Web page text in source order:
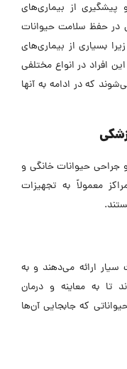
پیشگیری از بیماری‌های
در حفظ سلامت حیوانات
بسیاری از بیماری‌های
افراد در انواع مختلفی
که در ادامه به آنها
و جراحی حیوانات خانگی و
معمولاً به تجهیزات
ارائه می‌دهند و به
تا به معاینه و درمان
که جابجایی آن‌ها